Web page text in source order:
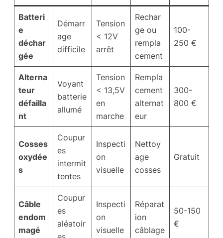
Batteri
e
déchar
gée
Démarr
age
difficile
Tension
< 12V
arrêt
Rechar
ge ou
rempla
cement
100-
250 €
Alterna
teur
défailla
nt
Voyant
batterie
allumé
Tension
< 13,5V
en
marche
Rempla
cement
alternat
eur
300-
800 €
Cosses
oxydée
s
Coupur
es
intermit
tentes
Inspecti
on
visuelle
Nettoy
age
cosses
Gratuit
Câble
endom
magé
Coupur
es
aléatoir
Inspecti
on
visuelle
Réparat
ion
câblage
50-150
€